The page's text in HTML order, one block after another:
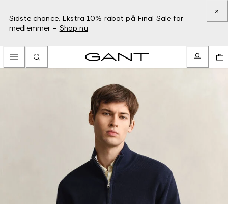
Sidste chance: Ekstra 10% rabat på Final Sale for
medlemmer – Shop nu